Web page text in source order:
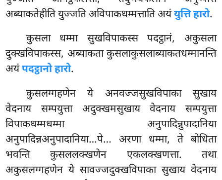
अब्याकतेहीति युज्जति अविपाकधम्मत्ताति अयंयुत्ति हारो.
कुसला धम्मा सुखविपाकस्स पदट्ठानं, अकुसला
दुक्खविपाकस्स, अब्याकता कुसलाकुसलाब्याकतधम्मानन्ति
अयंपदट्ठानो हारो.
कुसलग्गहणेन ये अनवज्जसुखविपाका सुखाय
वेदनाय सम्पयुत्ता अदुक्खमसुखाय वेदनाय सम्पयुत्ता
विपाकधम्मधम्मा अनुपादिन्नुपादानिया
अनुपादिन्नअनुपादानिया…पे… अरणा धम्मा, ते बोधिता
भवन्ति कुसललक्खणेन एकलक्खणत्ता. तथा
अकुसलग्गहणेन ये सावज्जदुक्खविपाका सुखाय वेदनाय